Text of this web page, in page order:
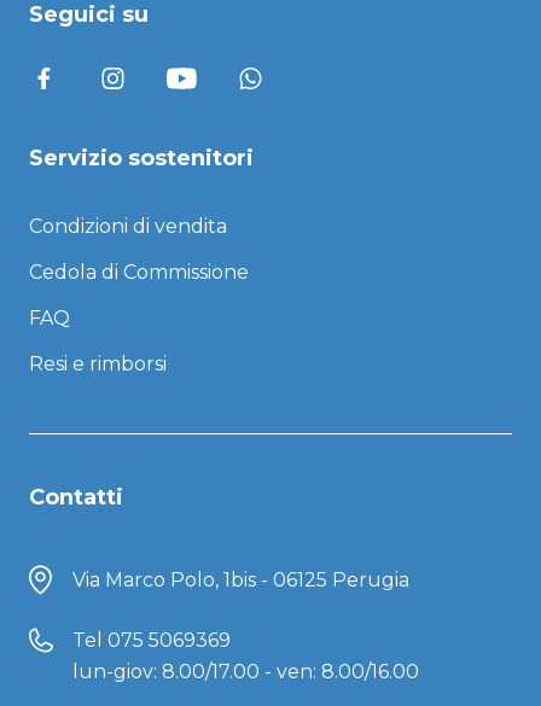
Seguici su
Servizio sostenitori
Condizioni di vendita
Cedola di Commissione
FAQ
Resi e rimborsi
Contatti
Via Marco Polo, 1bis - 06125 Perugia
Tel 075 5069369
lun-giov: 8.00/17.00 - ven: 8.00/16.00